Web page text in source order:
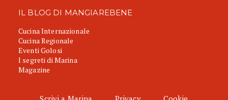
IL BLOG DI MANGIAREBENE
Cucina Internazionale
Cucina Regionale
Eventi Golosi
I segreti di Marina
Magazine